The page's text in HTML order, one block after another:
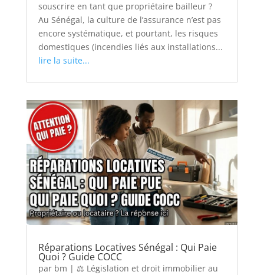
souscrire en tant que propriétaire bailleur ?
Au Sénégal, la culture de l’assurance n’est pas
encore systématique, et pourtant, les risques
domestiques (incendies liés aux installations...
lire la suite...
Réparations Locatives Sénégal : Qui Paie
Quoi ? Guide COCC
par bm | ⚖️ Législation et droit immobilier au